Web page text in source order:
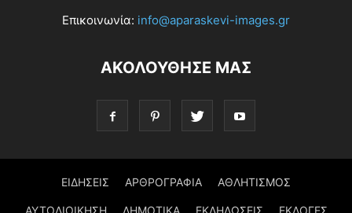
Επικοινωνία: info@aparaskevi-images.gr
ΑΚΟΛΟΥΘΗΣΕ ΜΑΣ
ΕΙΔΗΣΕΙΣ ΑΡΘΡΟΓΡΑΦΙΑ ΑΘΛΗΤΙΣΜΟΣ
ΑΥΤΟΔΙΟΙΚΗΣΗ ΔΗΜΟΤΙΚΑ ΕΚΔΗΛΩΣΕΙΣ ΕΚΛΟΓΕΣ